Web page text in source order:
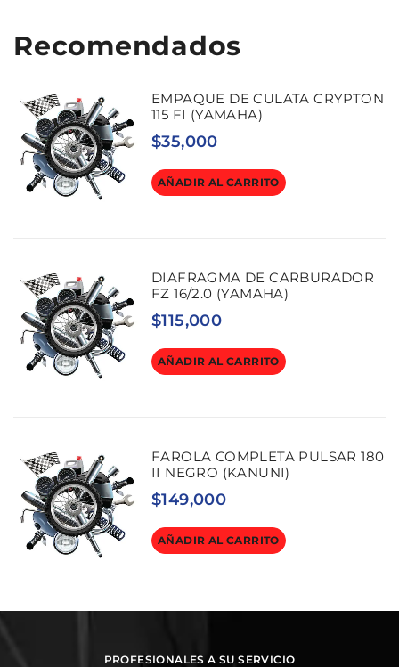
Recomendados
EMPAQUE DE CULATA CRYPTON
115 FI (YAMAHA)
$35,000
AÑADIR AL CARRITO
DIAFRAGMA DE CARBURADOR
FZ 16/2.0 (YAMAHA)
$115,000
AÑADIR AL CARRITO
FAROLA COMPLETA PULSAR 180
II NEGRO (KANUNI)
$149,000
AÑADIR AL CARRITO
PROFESIONALES A SU SERVICIO